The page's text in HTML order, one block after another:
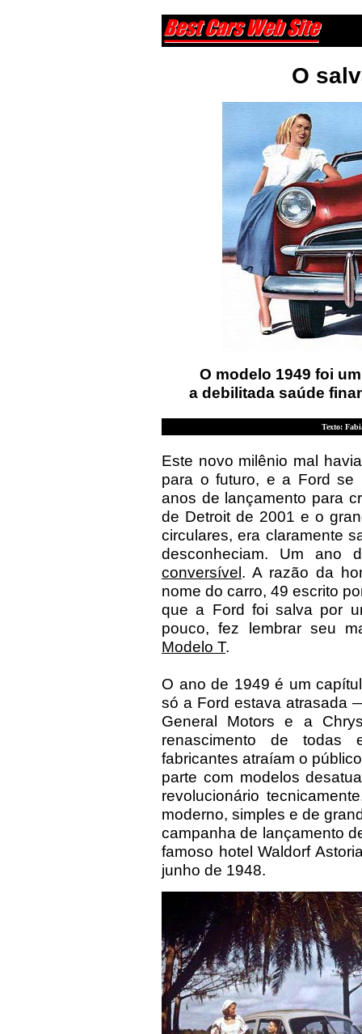
O
O modelo 1949 foi
a debilitada saúde
Texto:
Este novo milênio mal
para o futuro, e a Ford se
anos de lançamento para
de Detroit de 2001 e o
circulares, era claramente
desconheciam. Um ano
conversível. A razão da
nome do carro, 49 escrito
que a Ford foi salva por
pouco, fez lembrar seu
Modelo T.
O ano de 1949 é um
só a Ford estava atrasada
General Motors e a
renascimento de todas
fabricantes atraíam o
parte com modelos
revolucionário
moderno, simples e de
campanha de lançamento
famoso hotel Waldorf
junho de 1948.